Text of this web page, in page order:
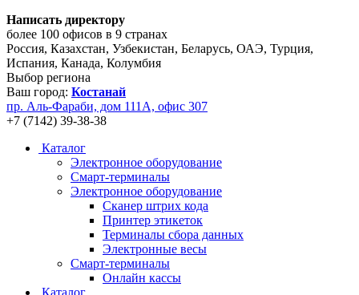
Написать директору
более 100 офисов в 9 странах
Россия, Казахстан, Узбекистан, Беларусь, ОАЭ, Турция,
Испания, Канада, Колумбия
Выбор региона
Ваш город: Костанай
пр. Аль-Фараби, дом 111А, офис 307
+7 (7142) 39-38-38
Каталог
Электронное оборудование
Смарт-терминалы
Электронное оборудование
Сканер штрих кода
Принтер этикеток
Терминалы сбора данных
Электронные весы
Смарт-терминалы
Онлайн кассы
Каталог